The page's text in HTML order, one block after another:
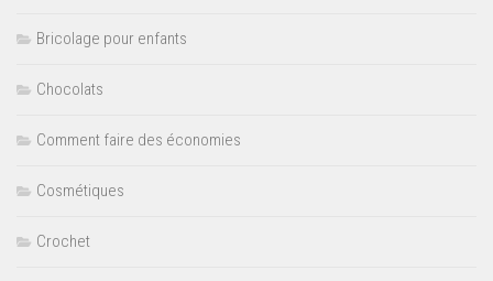
Bricolage pour enfants
Chocolats
Comment faire des économies
Cosmétiques
Crochet